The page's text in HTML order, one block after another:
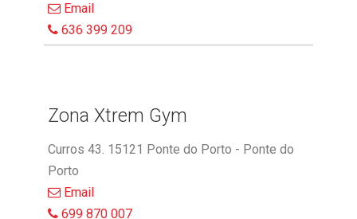
Email
636 399 209
Zona Xtrem Gym
Curros 43. 15121 Ponte do Porto - Ponte do
Porto
Email
699 870 007